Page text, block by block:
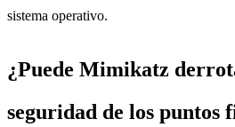
sistema operativo.
¿Puede Mimikatz
seguridad de los puntos